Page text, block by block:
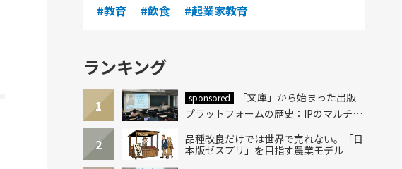
#教育
#飲食 #起業家教育
ランキング
1 sponsored
「文庫」から始まった出版
プラットフォームの歴史：IPのマルチレ
2
品種改良だけでは世界で売れない。「日
本版ゼスプリ」を目指す農業モデル